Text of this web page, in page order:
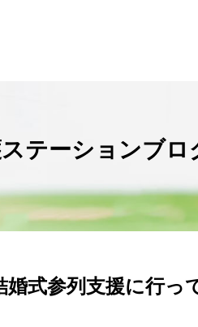
テーションブロ
式参列支援に行っ